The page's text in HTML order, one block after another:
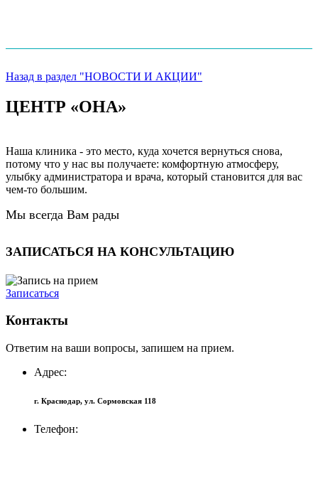
Назад в раздел "НОВОСТИ И АКЦИИ"
ЦЕНТР «ОНА»
Наша клиника - это место, куда хочется вернуться снова,
потому что у нас вы получаете: комфортную атмосферу,
улыбку администратора и врача, который становится для вас
чем-то большим.
Мы всегда Вам рады
ЗАПИСАТЬСЯ НА КОНСУЛЬТАЦИЮ
Записаться
Контакты
Ответим на ваши вопросы, запишем на прием.
Адрес:
г. Краснодар, ул. Сормовская 118
Телефон: